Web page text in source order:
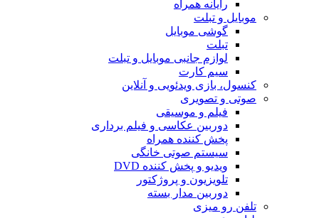
رایانه همراه
موبایل و تبلت
گوشی موبایل
تبلت
لوازم جانبی موبایل و تبلت
سیم کارت
کنسول، بازی‌ ویدئویی و آنلاین
صوتی و تصویری
فیلم و موسیقی
دوربین عکاسی و فیلم برداری
پخش کننده همراه
سیستم صوتی خانگی
ویدیو و پخش کننده DVD
تلویزیون و پروژکتور
دوربین مدار بسته
تلفن رو میزی